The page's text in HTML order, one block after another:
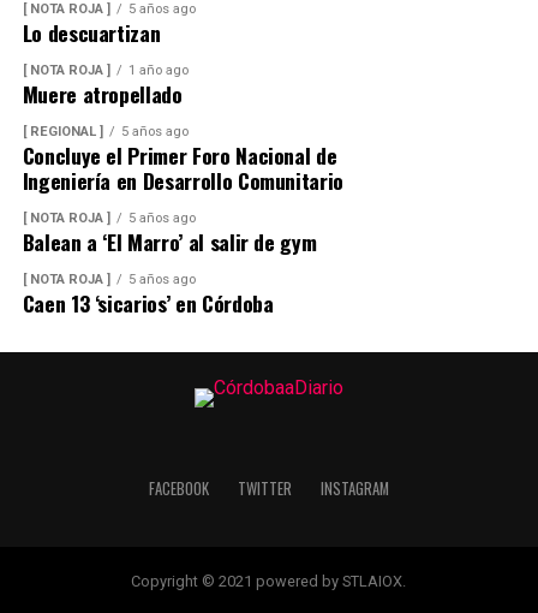
[ NOTA ROJA ] 5 años ago
Lo descuartizan
[ NOTA ROJA ] 1 año ago
Muere atropellado
[ REGIONAL ] 5 años ago
Concluye el Primer Foro Nacional de
Ingeniería en Desarrollo Comunitario
[ NOTA ROJA ] 5 años ago
Balean a ‘El Marro’ al salir de gym
[ NOTA ROJA ] 5 años ago
Caen 13 ‘sicarios’ en Córdoba
FACEBOOK TWITTER INSTAGRAM
Copyright © 2021 powered by STLAIOX.